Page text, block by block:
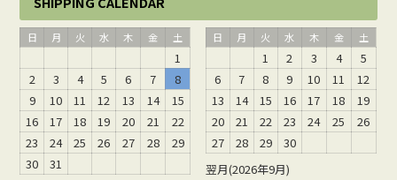
日 月 火 水 木 金 土
1
2
3 4 5 6 7
8
9
10 11 12 13 14
15
16
17 18 19 20 21
22
23
24 25 26 27 28
29
30
31 翌月(2026年9月)
日 月 火 水 木 金 土
1 2 3 4
5
6
7 8 9 10 11
12
13
14 15 16 17 18
19
20
21 22 23 24 25
26
27
28 29 30